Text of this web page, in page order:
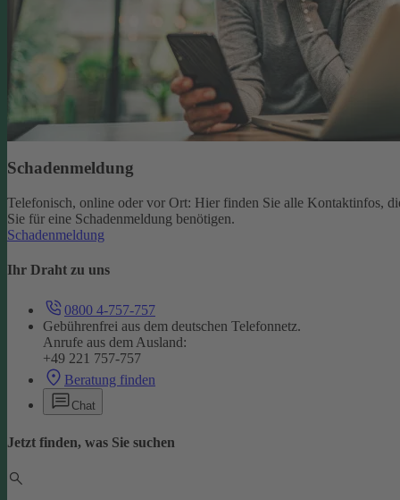
Schadenmeldung
Telefonisch, online oder vor Ort: Hier finden Sie alle Kontaktinfos,
Sie für eine Schadenmeldung benötigen.
Schadenmeldung
Ihr Draht zu uns
0800 4-757-757
Gebührenfrei aus dem deutschen Telefonnetz.
Anrufe aus dem Ausland:
+49 221 757-757
Beratung finden
Chat
Jetzt finden, was Sie suchen